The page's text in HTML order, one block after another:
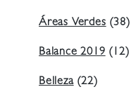
Áreas Verdes (38)
Balance 2019 (12)
Belleza(22)